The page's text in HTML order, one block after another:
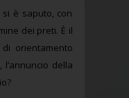
è saputo, con
dei preti. È il
orientamento
della